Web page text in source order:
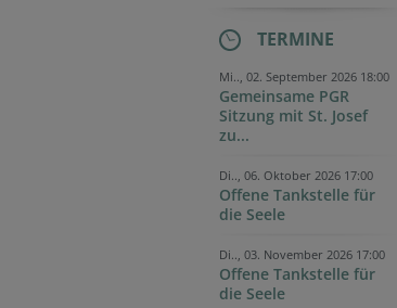
TERMINE
Mi.., 02. September 2026 18:00
Gemeinsame PGR
Sitzung mit St. Josef
zu...
Di.., 06. Oktober 2026 17:00
Offene Tankstelle für
die Seele
Di.., 03. November 2026 17:00
Offene Tankstelle für
die Seele